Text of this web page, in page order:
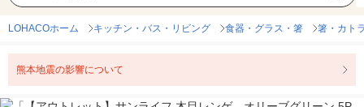
LOHACOホーム キッチン・バス・リビング 食器・グラス・箸 箸・カト
熊本地震の影響について